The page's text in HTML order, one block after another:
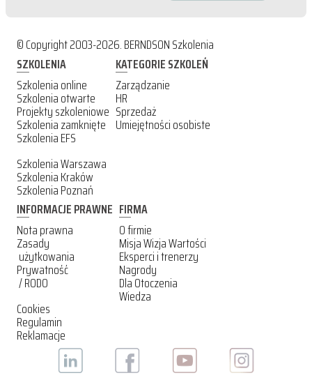
© Copyright 2003-2026. BERNDSON Szkolenia
SZKOLENIA
Szkolenia online
Szkolenia otwarte
Projekty szkoleniowe
Szkolenia zamknięte
Szkolenia EFS
Szkolenia Warszawa
Szkolenia Kraków
Szkolenia Poznań
KATEGORIE SZKOLEŃ
Zarządzanie
HR
Sprzedaż
Umiejętności osobiste
INFORMACJE PRAWNE
Nota prawna
Zasady
użytkowania
Prywatność
/ RODO
Cookies
Regulamin
Reklamacje
FIRMA
O firmie
Misja Wizja Wartości
Eksperci i trenerzy
Nagrody
Dla Otoczenia
Wiedza
SOCIAL
MEDIA